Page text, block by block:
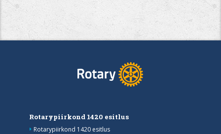
Rotarypiirkond 1420 esitlus
Rotarypiirkond 1420 esitlus